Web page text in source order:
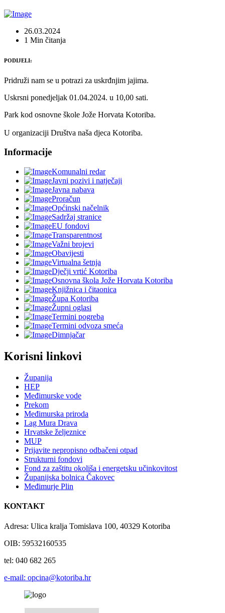
26.03.2024
1 Min čitanja
PODIJELI:
Pridruži nam se u potrazi za uskrđnjim jajima.
Uskrsni ponedjeljak 01.04.2024. u 10,00 sati.
Park kod osnovne škole Jože Horvata Kotoriba.
U organizaciji Društva naša djeca Kotoriba.
Informacije
Komunalni redar
Javni pozivi i natječaji
Javna nabava
Proračun
Općinski načelnik
Sadržaj stranice
EU fondovi
Transparentnost
Važni brojevi
Obavijesti
Virtualna šetnja
Dječji vrtić Kotoriba
Osnovna škola Jože Horvata Kotoriba
Knjižnica i čitaonica
Župa Kotoriba
Župni oglasi
Termini pogreba
Termini odvoza smeća
Dimnjačar
Korisni linkovi
Županija
HEP
Međimurske vode
Prekom
Međimurska priroda
Lag Mura Drava
Hrvatske željeznice
MUP
Prijavite nepropisno odbačeni otpad
Strukturni fondovi
Fond za zaštitu okoliša i energetsku učinkovitost
Županijska bolnica Čakovec
Međimurje Plin
KONTAKT
Adresa: Ulica kralja Tomislava 100, 40329 Kotoriba
OIB: 59532160535
tel: 040 682 265
e-mail: opcina@kotoriba.hr